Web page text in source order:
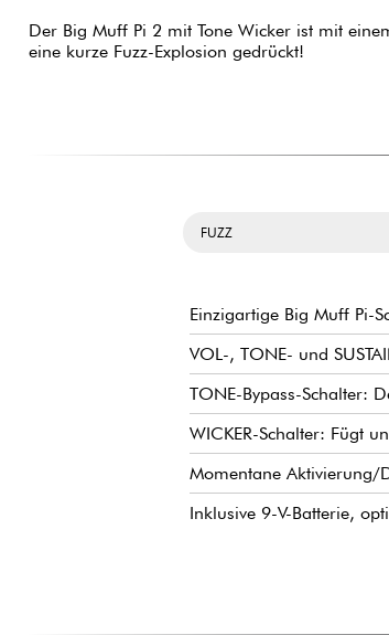
Der Big Muff Pi 2 mit Tone Wicker ist mit
eine kurze Fuzz-Explosion gedrückt!
FUZZ
Einzigartige Big Muff Pi-
VOL-, TONE- und
TONE-Bypass-Schalter:
WICKER-Schalter: Fügt
Momentane Aktivierung/
Inklusive 9-V-Batterie,